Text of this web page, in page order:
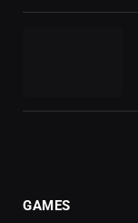
GAMES